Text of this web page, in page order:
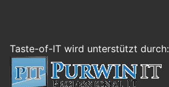
Taste-of-IT wird unterstützt durch: